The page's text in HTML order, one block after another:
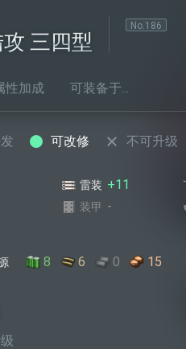
三四型
No.186
性加成 可装备于...
可改修 不可升级
雷装 +11
装甲 -
8 6 0 15